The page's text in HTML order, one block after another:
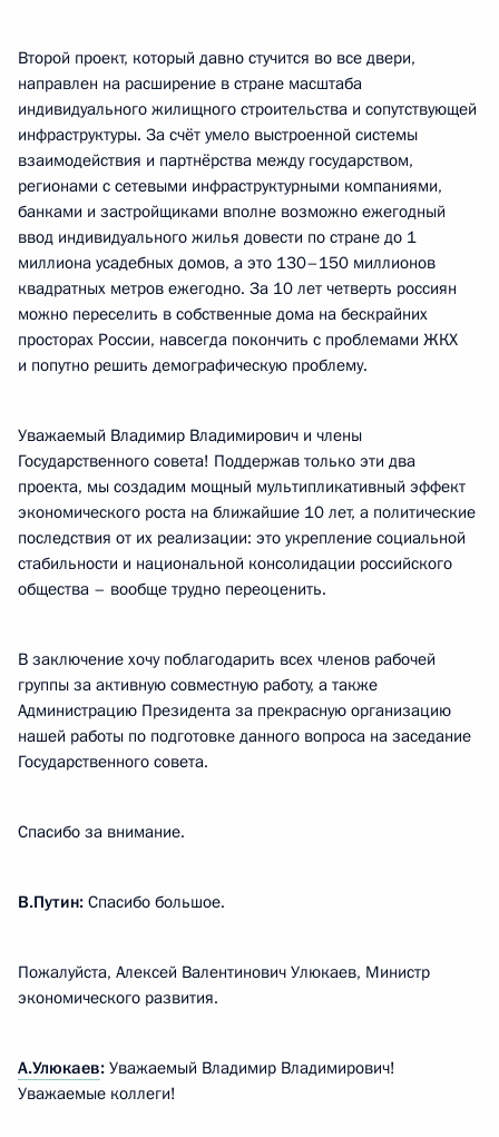
Второй проект, который давно стучится во все двери,
направлен на расширение в стране масштаба
индивидуального жилищного строительства и сопутствующей
инфраструктуры. За счёт умело выстроенной системы
взаимодействия и партнёрства между государством,
регионами с сетевыми инфраструктурными компаниями,
банками и застройщиками вполне возможно ежегодный
ввод индивидуального жилья довести по стране до 1
миллиона усадебных домов, а это 130–150 миллионов
квадратных метров ежегодно. За 10 лет четверть россиян
можно переселить в собственные дома на бескрайних
просторах России, навсегда покончить с проблемами ЖКХ
и попутно решить демографическую проблему.
Уважаемый Владимир Владимирович и члены
Государственного совета! Поддержав только эти два
проекта, мы создадим мощный мультипликативный эффект
экономического роста на ближайшие 10 лет, а политические
последствия от их реализации: это укрепление социальной
стабильности и национальной консолидации российского
общества – вообще трудно переоценить.
В заключение хочу поблагодарить всех членов рабочей
группы за активную совместную работу, а также
Администрацию Президента за прекрасную организацию
нашей работы по подготовке данного вопроса на заседание
Государственного совета.
Спасибо за внимание.
В.Путин: Спасибо большое.
Пожалуйста, Алексей Валентинович Улюкаев, Министр
экономического развития.
А.Улюкаев: Уважаемый Владимир Владимирович!
Уважаемые коллеги!